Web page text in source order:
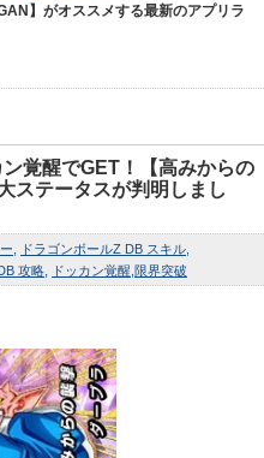
】がオススメする最新のアプリラ
覚醒でGET！【高みからの
ステータスが判明しまし
ドラゴンボールZ DB スキル
攻略 ドッカン覚醒 限界突破